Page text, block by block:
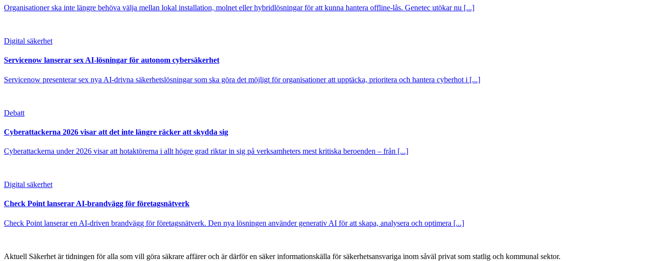
Organisationer ska inte längre behöva välja mellan lokal installation, molnet eller hybridlösningar för att kunna hantera offline-lås. Genetec utökar nu [...]
Digital säkerhet
Servicenow lanserar sex AI-lösningar för autonom cybersäkerhet
Servicenow presenterar sex nya AI-drivna säkerhetslösningar som ska göra det möjligt för organisationer att upptäcka, prioritera och hantera cyberhot i [...]
Debatt
Cyberattackerna 2026 visar att det inte längre räcker att skydda sig
Cyberattackerna under 2026 visar att hotaktörerna i allt högre grad riktar in sig på verksamheters mest kritiska beroenden – från [...]
Digital säkerhet
Check Point lanserar AI-brandvägg för företagsnätverk
Check Point lanserar en AI-driven brandvägg för företagsnätverk. Den nya lösningen använder generativ AI för att skapa, analysera och optimera [...]
Aktuell Säkerhet är tidningen för alla som vill göra säkrare affärer och är därför en säker informationskälla för säkerhets­ansvariga inom såväl privat som statlig och kommunal sektor.